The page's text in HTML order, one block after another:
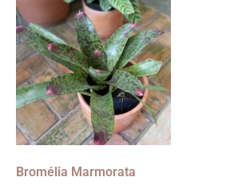
Bromélia Marmorata